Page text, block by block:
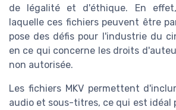
de légalité et d'éthique. En
laquelle ces fichiers peuvent être
pose des défis pour l'industrie du
en ce qui concerne les droits
non autorisée.
Les fichiers MKV permettent
audio et sous-titres, ce qui est idéal